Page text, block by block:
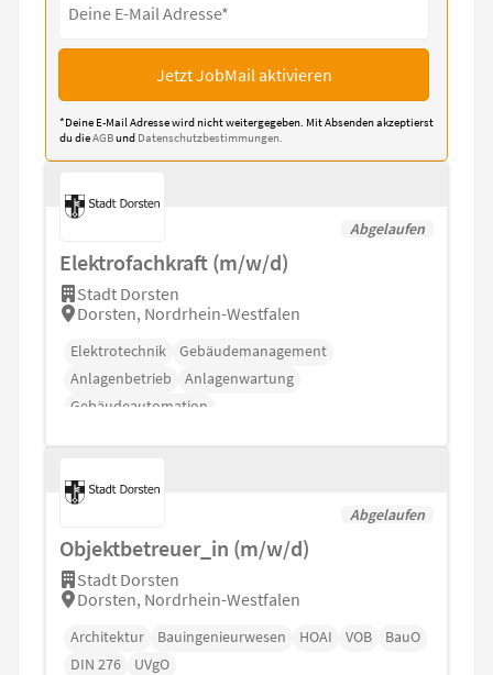
Jetzt JobMail aktivieren
*Deine E-Mail Adresse wird nicht weitergegeben. Mit Absenden akzeptierst
du dieAGBund Datenschutzbestimmungen.
Abgelaufen
Elektrofachkraft (m/w/d)
Stadt Dorsten
Dorsten, Nordrhein-Westfalen
Elektrotechnik
Gebäudemanagement
Anlagenbetrieb
Anlagenwartung
Gebäudeautomation
Abgelaufen
Objektbetreuer_in (m/w/d)
Stadt Dorsten
Dorsten, Nordrhein-Westfalen
Architektur Bauingenieurwesen HOAI VOB
BauO
DIN 276
UVgO